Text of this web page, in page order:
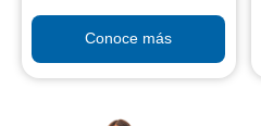
Conoce más